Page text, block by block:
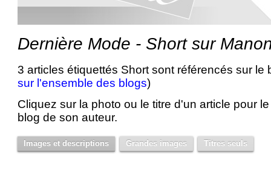
Dernière Mode - Short sur
3 articles étiquettés Short sont référencés sur le
sur l'ensemble des blogs)
Cliquez sur la photo ou le titre d'un article pour
blog de son auteur.
Images et descriptions Grandes images Titres seuls